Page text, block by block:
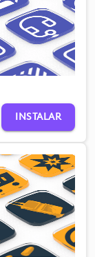
INSTALAR